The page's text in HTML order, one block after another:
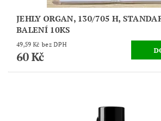
JEHLY ORGAN, 130/705 H,
BALENÍ 10KS
49,59 Kč bez DPH
60 Kč